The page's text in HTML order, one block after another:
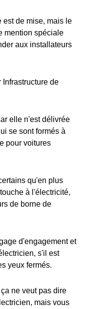
est de mise, mais le
mention spéciale
aux installateurs
de
elle n'est délivrée
se sont formés à
pour voitures
qu'en plus
à l'électricité,
de borne de
d'engagement et
s'il est
yeux fermés.
ne veut pas dire
mais vous